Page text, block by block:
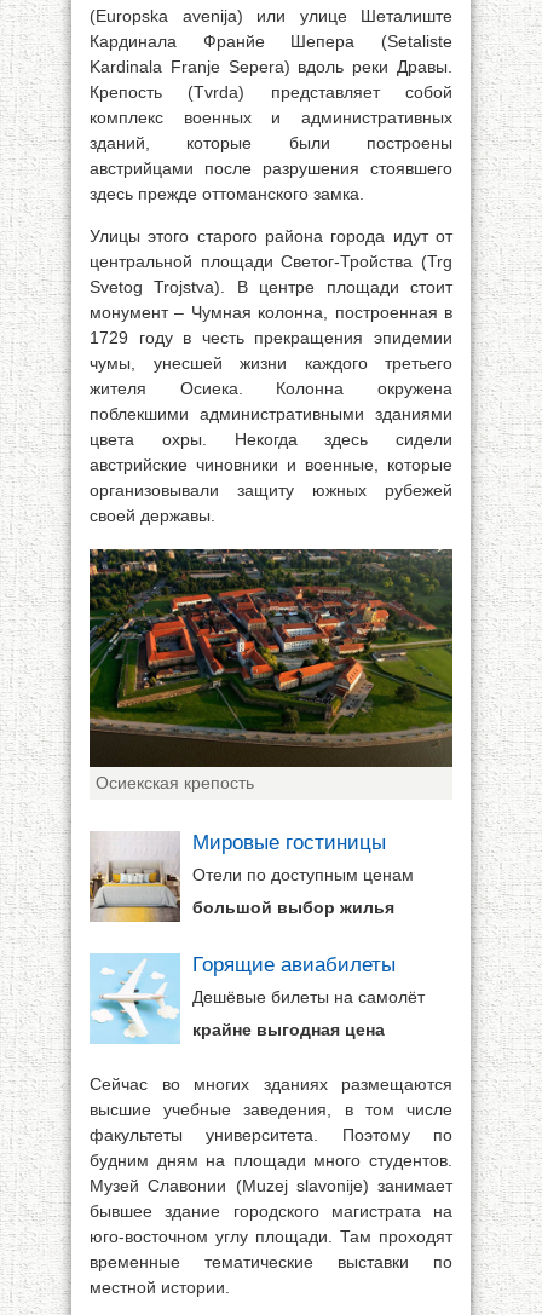
(Europska avenija) или улице Шеталиште
Кардинала Франйе Шепера (Setaliste
Kardinala Franje Sepera) вдоль реки Дравы.
Крепость (Tvrda) представляет собой
комплекс военных и административных
зданий, которые были построены
австрийцами после разрушения стоявшего
здесь прежде оттоманского замка.
Улицы этого старого района города идут от
центральной площади Светог-Тройства (Trg
Svetog Trojstva). В центре площади стоит
монумент – Чумная колонна, построенная в
1729 году в честь прекращения эпидемии
чумы, унесшей жизни каждого третьего
жителя Осиека. Колонна окружена
поблекшими административными зданиями
цвета охры. Некогда здесь сидели
австрийские чиновники и военные, которые
организовывали защиту южных рубежей
своей державы.
Осиекская крепость
Мировые гостиницы
Отели по доступным ценам
большой выбор жилья
Горящие авиабилеты
Дешёвые билеты на самолёт
крайне выгодная цена
Сейчас во многих зданиях размещаются
высшие учебные заведения, в том числе
факультеты университета. Поэтому по
будним дням на площади много студентов.
Музей Славонии (Muzej slavonije) занимает
бывшее здание городского магистрата на
юго-восточном углу площади. Там проходят
временные тематические выставки по
местной истории.